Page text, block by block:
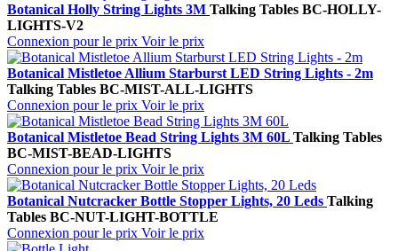
Botanical Holly String Lights 3M Talking Tables BC-HOLLY-
LIGHTS-V2
Connexion pour le prix Voir le prix
Botanical Mistletoe Allium Starburst LED String Lights - 2m
Talking Tables BC-MIST-ALL-LIGHTS
Connexion pour le prix Voir le prix
Botanical Mistletoe Bead String Lights 3M 60L Talking Tables
BC-MIST-BEAD-LIGHTS
Connexion pour le prix Voir le prix
Botanical Nutcracker Bottle Stopper Lights, 20 Leds Talking
Tables BC-NUT-LIGHT-BOTTLE
Connexion pour le prix Voir le prix